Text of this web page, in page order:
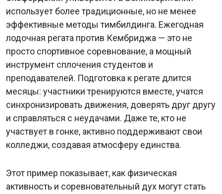
использует более традиционные, но не менее
эффективные методы тимбилдинга. Ежегодная
лодочная регата против Кембриджа — это не
просто спортивное соревнование, а мощный
инструмент сплочения студентов и
преподавателей. Подготовка к регате длится
месяцы: участники тренируются вместе, учатся
синхронизировать движения, доверять друг другу
и справляться с неудачами. Даже те, кто не
участвует в гонке, активно поддерживают свои
колледжи, создавая атмосферу единства.
Этот пример показывает, как физическая
активность и соревновательный дух могут стать